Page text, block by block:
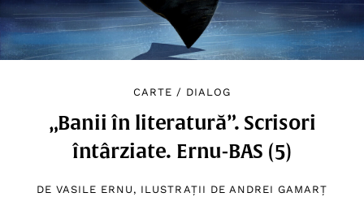
CARTE / DIALOG
„Banii în literatură”. Scrisori
întârziate. Ernu-BAS (5)
DE VASILE ERNU , ILUSTRAȚII DE ANDREI GAMARȚ